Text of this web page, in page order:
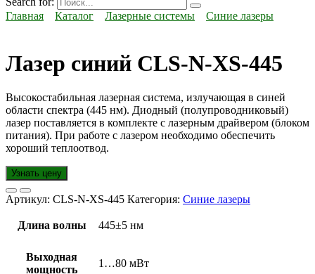
Главная
Каталог Лазерные системы Синие лазеры
Лазер синий CLS-N-XS-445
Высокостабильная лазерная система, излучающая в синей
области спектра (445 нм). Диодный (полупроводниковый)
лазер поставляется в комплекте с лазерным драйвером (блоком
питания). При работе с лазером необходимо обеспечить
хороший теплоотвод.
Узнать цену
Артикул: CLS-N-XS-445 Категория: Синие лазеры
Длина волны 445±5 нм
Выходная
мощность
1…80 мВт